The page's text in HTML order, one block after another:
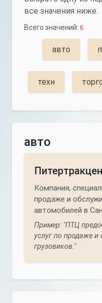
все значения ниже.
Всего значений: 6
авто
техн
авто
Компания,
продаже и
автомобилей в
Пример: "ПТЦ
услуг по продаже
грузовиков."